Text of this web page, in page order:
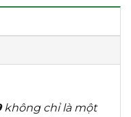
không chỉ là một